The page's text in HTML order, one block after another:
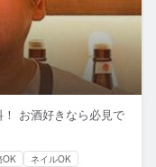
お酒好きなら必見で
OK
ネイルOK